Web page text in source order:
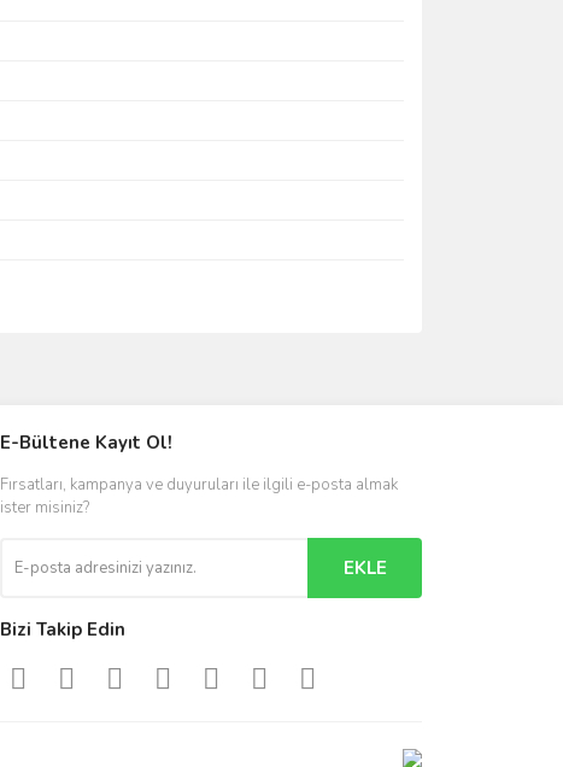
E-Bültene Kayıt Ol!
Fırsatları, kampanya ve duyuruları ile ilgili e-posta almak
ister misiniz?
EKLE
Bizi Takip Edin